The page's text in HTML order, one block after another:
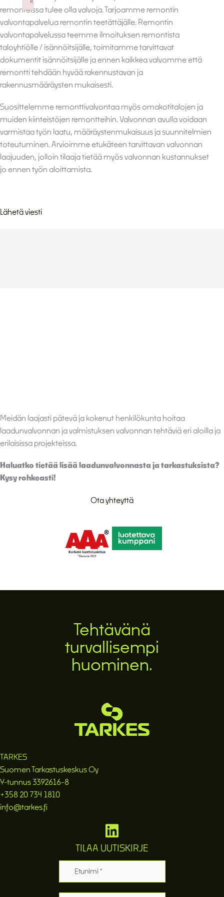
remonteissa tulee olla valvoja. Tarjoamme remontin
valvontapalvelua remontin teetättäjälle. Remontin
valvontapalvelussa teemme ilmoituksen remontista
taloyhtiölle / isännöitsijälle, toimitamme tarvittavat
dokumentit isännöitsijälle ja ennen kaikkea valvomme että
remontti tehdään hyvää rakennustavan ja
rakennusmääräysten mukaisesti.
Suosittelemme remonttivalvontaa myös omakotitalojen ja
muiden kiinteistöjen remontteihin. Valvonnan avulla voidaan
varmistaa työn laatu, määräystenmukaisuus ja suunnitelmien
toteutuminen. Arvioimme etukäteen tarvittavan valvonnan
laajuuden, jolloin tilaaja tietää myös valvonnan kustannukset
jo ennen työn aloittamista.
Lähetä viesti
Meidän laajasti pätevä ja kokenut henkilökunta hoitaa
laadunvalvonnan ja valmistuksen valvonnan tehtäviä eri aloilla ja
erilaisissa projekteissa.
Haluatko tietää lisää laadunvalvonnasta ja tarkastuksista?
Kysy rohkeasti!
Ota yhteyttä
Tehtävänä
turvallisempi
huominen.
TARKES
Suomen Tarkastuskeskus Oy
Y-tunnus 3392616-8
+358 20 734 1810
info@tarkes.fi
TILAA UUTISKIRJE
Etunimi
Failed to initialize plugin: wplink